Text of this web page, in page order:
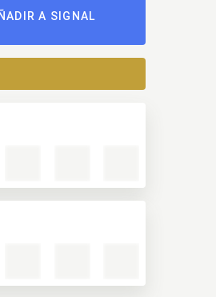
A SIGNAL